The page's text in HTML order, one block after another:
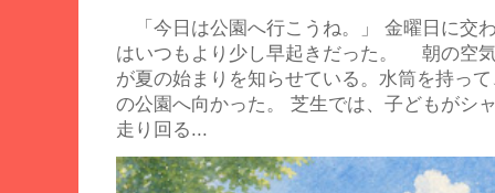
「今日は公園へ行こうね。」 金曜日に交
はいつもより少し早起きだった。 朝の空
が夏の始まりを知らせている。水筒を持っ
の公園へ向かった。 芝生では、子どもがシ
走り回る...